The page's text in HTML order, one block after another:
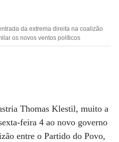
da extrema direita na coalizão
os novos ventos políticos
Thomas Klestil, muito a
feira 4 ao novo governo
entre o Partido do Povo,